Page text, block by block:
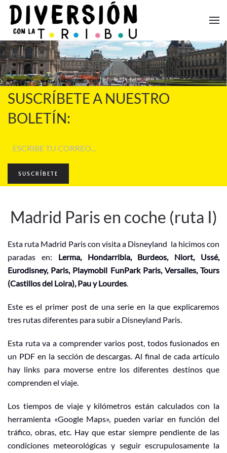
Skip to main content
SUSCRÍBETE A NUESTRO
BOLETÍN:
SUSCRÍBETE
Madrid Paris en coche (ruta I)
Esta ruta Madrid Paris con visita a Disneyland la hicimos con
paradas en: Lerma, Hondarribia, Burdeos, Niort, Ussé,
Eurodisney, Paris, Playmobil FunPark Paris, Versalles, Tours
(Castillos del Loira), Pau y Lourdes.
Este es el primer post de una serie en la que explicaremos
tres rutas diferentes para subir a Disneyland Paris.
Esta ruta va a comprender varios post, todos fusionados en
un PDF en la sección de descargas. Al final de cada artículo
hay links para moverse entre los diferentes destinos que
comprenden el viaje.
Los tiempos de viaje y kilómetros están calculados con la
herramienta «Google Maps», pueden variar en función del
tráfico, obras, etc. Hay que estar siempre pendiente de las
condiciones meteorológicas y seguir escrupulosamente la